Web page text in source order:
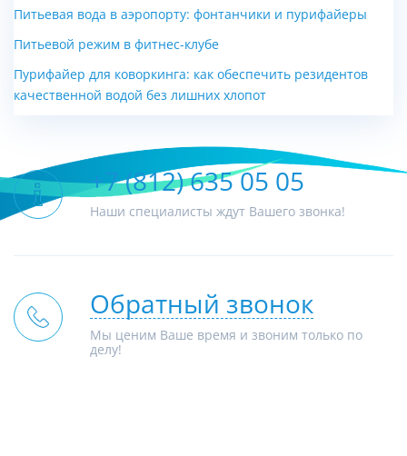
Питьевая вода в аэропорту: фонтанчики и пурифайеры
Питьевой режим в фитнес-клубе
Пурифайер для коворкинга: как обеспечить резидентов
качественной водой без лишних хлопот
+7 (812) 635 05 05
Наши специалисты ждут Вашего звонка!
Обратный звонок
Мы ценим Ваше время и звоним только по
делу!